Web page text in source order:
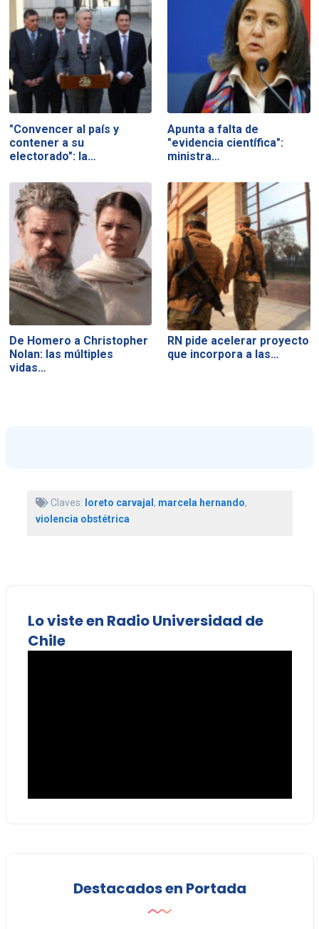
"Convencer al país y
contener a su
electorado": la…
Apunta a falta de
"evidencia científica":
ministra…
De Homero a Christopher
Nolan: las múltiples
vidas…
RN pide acelerar proyecto
que incorpora a las…
Claves: loreto carvajal, marcela hernando,
violencia obstétrica
Lo viste en Radio Universidad de
Chile
Destacados en Portada